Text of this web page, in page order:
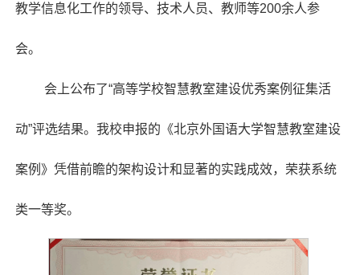
教学信息化工作的领导、技术人员、教师等200余人参
会。
会上公布了“高等学校智慧教室建设优秀案例征集活
动”评选结果。我校申报的《北京外国语大学智慧教室建设
案例》凭借前瞻的架构设计和显著的实践成效，荣获系统
类一等奖。